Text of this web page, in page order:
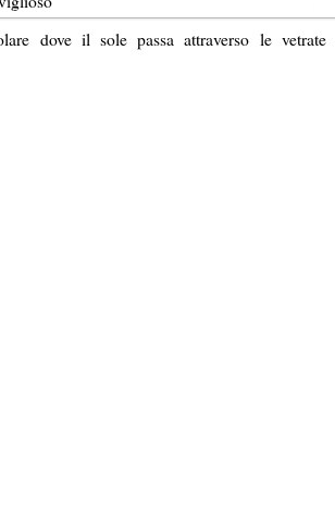
dove il sole passa attraverso le vetrate